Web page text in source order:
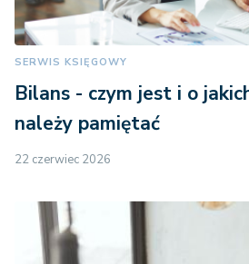
SERWIS KSIĘGOWY
Bilans - czym jest i o
należy pamiętać
22 czerwiec 2026